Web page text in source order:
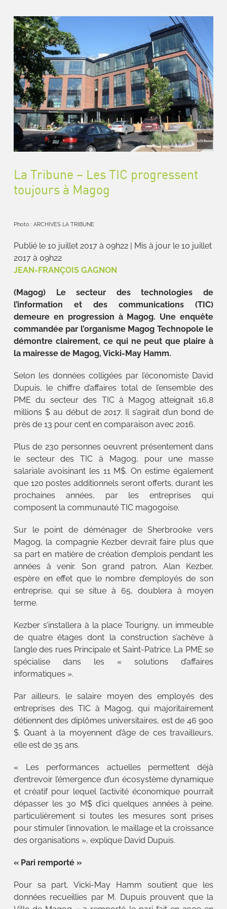
La Tribune – Les TIC progressent
toujours à Magog
Photo : ARCHIVES LA TRIBUNE
Publié le 10 juillet 2017 à 09h22 | Mis à jour le 10 juillet
2017 à 09h22
JEAN-FRANÇOIS GAGNON
(Magog) Le secteur des technologies de
l’information et des communications (TIC)
demeure en progression à Magog. Une enquête
commandée par l’organisme Magog Technopole le
démontre clairement, ce qui ne peut que plaire à
la mairesse de Magog, Vicki-May Hamm.
Selon les données colligées par l’économiste David
Dupuis, le chiffre d’affaires total de l’ensemble des
PME du secteur des TIC à Magog atteignait 16,8
millions $ au début de 2017. Il s’agirait d’un bond de
près de 13 pour cent en comparaison avec 2016.
Plus de 230 personnes oeuvrent présentement dans
le secteur des TIC à Magog, pour une masse
salariale avoisinant les 11 M$. On estime également
que 120 postes additionnels seront offerts, durant les
prochaines années, par les entreprises qui
composent la communauté TIC magogoise.
Sur le point de déménager de Sherbrooke vers
Magog, la compagnie Kezber devrait faire plus que
sa part en matière de création d’emplois pendant les
années à venir. Son grand patron, Alan Kezber,
espère en effet que le nombre d’employés de son
entreprise, qui se situe à 65, doublera à moyen
terme.
Kezber s’installera à la place Tourigny, un immeuble
de quatre étages dont la construction s’achève à
l’angle des rues Principale et Saint-Patrice. La PME se
spécialise dans les « solutions d’affaires
informatiques ».
Par ailleurs, le salaire moyen des employés des
entreprises des TIC à Magog, qui majoritairement
détiennent des diplômes universitaires, est de 46 900
$. Quant à la moyennent d’âge de ces travailleurs,
elle est de 35 ans.
« Les performances actuelles permettent déjà
d’entrevoir l’émergence d’un écosystème dynamique
et créatif pour lequel l’activité économique pourrait
dépasser les 30 M$ d’ici quelques années à peine,
particulièrement si toutes les mesures sont prises
pour stimuler l’innovation, le maillage et la croissance
des organisations », explique David Dupuis.
« Pari remporté »
Pour sa part, Vicki-May Hamm soutient que les
données recueillies par M. Dupuis prouvent que la